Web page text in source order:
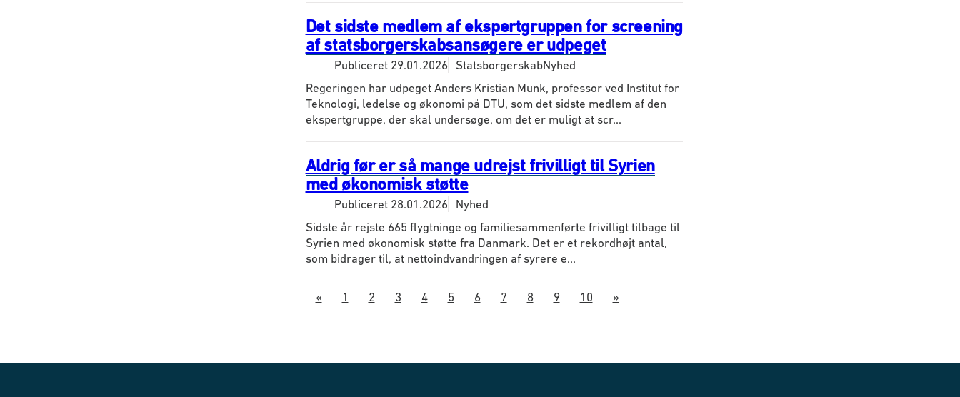
Det sidste medlem af ekspertgruppen for screening
af statsborgerskabsansøgere er udpeget
Publiceret 29.01.2026 StatsborgerskabNyhed
Regeringen har udpeget Anders Kristian Munk, professor ved Institut for
Teknologi, ledelse og økonomi på DTU, som det sidste medlem af den
ekspertgruppe, der skal undersøge, om det er muligt at scr...
Aldrig før er så mange udrejst frivilligt til Syrien
med økonomisk støtte
Publiceret 28.01.2026
Nyhed
Sidste år rejste 665 flygtninge og familiesammenførte frivilligt tilbage til
Syrien med økonomisk støtte fra Danmark. Det er et rekordhøjt antal,
som bidrager til, at nettoindvandringen af syrere e...
« 1 2 3 4 5 6 7 8 9 10 »